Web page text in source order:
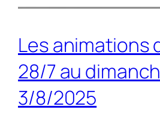
Les animations
28/7 au
3/8/2025